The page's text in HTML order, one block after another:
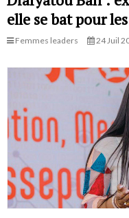
elle se bat pour
Femmes leaders 24 Juil